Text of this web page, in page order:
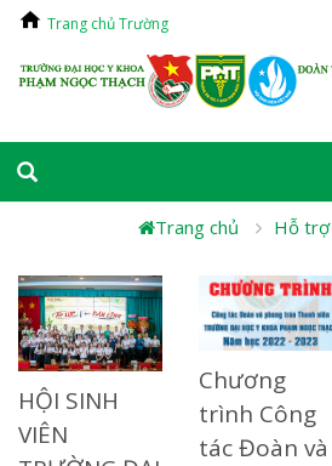
Trang chủ Trường
Trang chủ
Hỗ trợ
HỘI SINH
VIÊN
Chương
trình Công
tác Đoàn và